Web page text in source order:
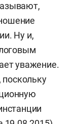
Ну и,
уважение.
поскольку